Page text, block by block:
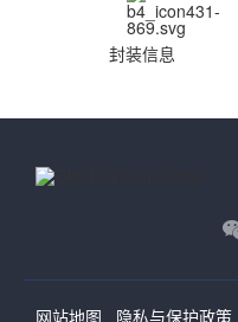
封装信息
网站地图 隐私与保护政策